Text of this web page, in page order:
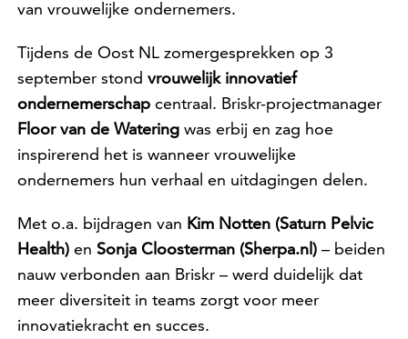
van vrouwelijke ondernemers.
Tijdens de Oost NL zomergesprekken op 3
september stond vrouwelijk innovatief
ondernemerschap centraal. Briskr-projectmanager
Floor van de Watering was erbij en zag hoe
inspirerend het is wanneer vrouwelijke
ondernemers hun verhaal en uitdagingen delen.
Met o.a. bijdragen van Kim Notten (Saturn Pelvic
Health) en Sonja Cloosterman (Sherpa.nl) – beiden
nauw verbonden aan Briskr – werd duidelijk dat
meer diversiteit in teams zorgt voor meer
innovatiekracht en succes.